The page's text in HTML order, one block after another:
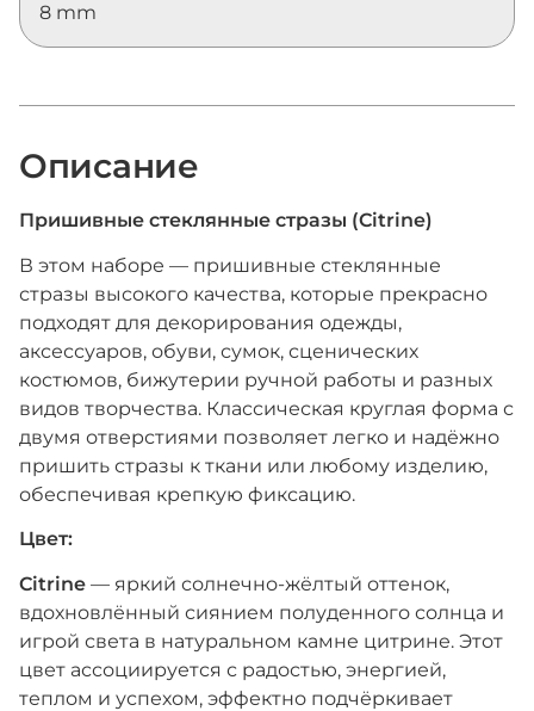
8 mm
Описание
Пришивные стеклянные стразы (Citrine)
В этом наборе — пришивные стеклянные
стразы высокого качества, которые прекрасно
подходят для декорирования одежды,
аксессуаров, обуви, сумок, сценических
костюмов, бижутерии ручной работы и разных
видов творчества. Классическая круглая форма с
двумя отверстиями позволяет легко и надёжно
пришить стразы к ткани или любому изделию,
обеспечивая крепкую фиксацию.
Цвет:
Citrine — яркий солнечно-жёлтый оттенок,
вдохновлённый сиянием полуденного солнца и
игрой света в натуральном камне цитрине. Этот
цвет ассоциируется с радостью, энергией,
теплом и успехом, эффектно подчёркивает